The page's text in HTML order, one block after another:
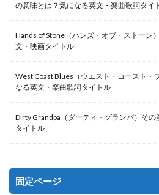
の意味とは？気になる英文・楽曲歌詞タイ
Hands of Stone（ハンズ・オブ・ストーン
文・映画タイトル
West Coast Blues（ウエスト・コースト・
なる英文・楽曲歌詞タイトル
Dirty Grandpa（ダーティ・グランパ）そ
タイトル
固定ページ